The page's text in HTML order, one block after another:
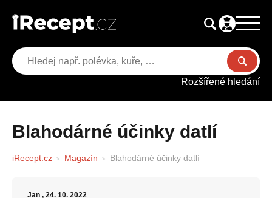
Rozšířené hledání
Blahodárné účinky datlí
iRecept.cz Magazín Blahodárné účinky datlí
Jan , 24. 10. 2022